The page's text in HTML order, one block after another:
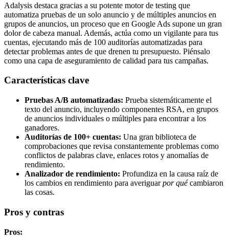
Adalysis destaca gracias a su potente motor de testing que
automatiza pruebas de un solo anuncio y de múltiples anuncios en
grupos de anuncios, un proceso que en Google Ads supone un gran
dolor de cabeza manual. Además, actúa como un vigilante para tus
cuentas, ejecutando más de 100 auditorías automatizadas para
detectar problemas antes de que drenen tu presupuesto. Piénsalo
como una capa de aseguramiento de calidad para tus campañas.
Características clave
Pruebas A/B automatizadas: Prueba sistemáticamente el
texto del anuncio, incluyendo componentes RSA, en grupos
de anuncios individuales o múltiples para encontrar a los
ganadores.
Auditorías de 100+ cuentas: Una gran biblioteca de
comprobaciones que revisa constantemente problemas como
conflictos de palabras clave, enlaces rotos y anomalías de
rendimiento.
Analizador de rendimiento: Profundiza en la causa raíz de
los cambios en rendimiento para averiguarpor quécambiaron
las cosas.
Pros y contras
Pros: